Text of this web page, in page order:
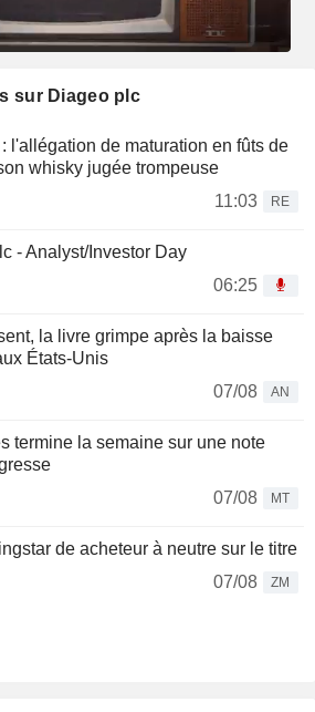
sur Diageo plc
l'allégation de maturation en fûts de
whisky jugée trompeuse
11:03
RE
- Analyst/Investor Day
06:25
la livre grimpe après la baisse
États-Unis
07/08
AN
termine la semaine sur une note
07/08
MT
de acheteur à neutre sur le titre
07/08
ZM